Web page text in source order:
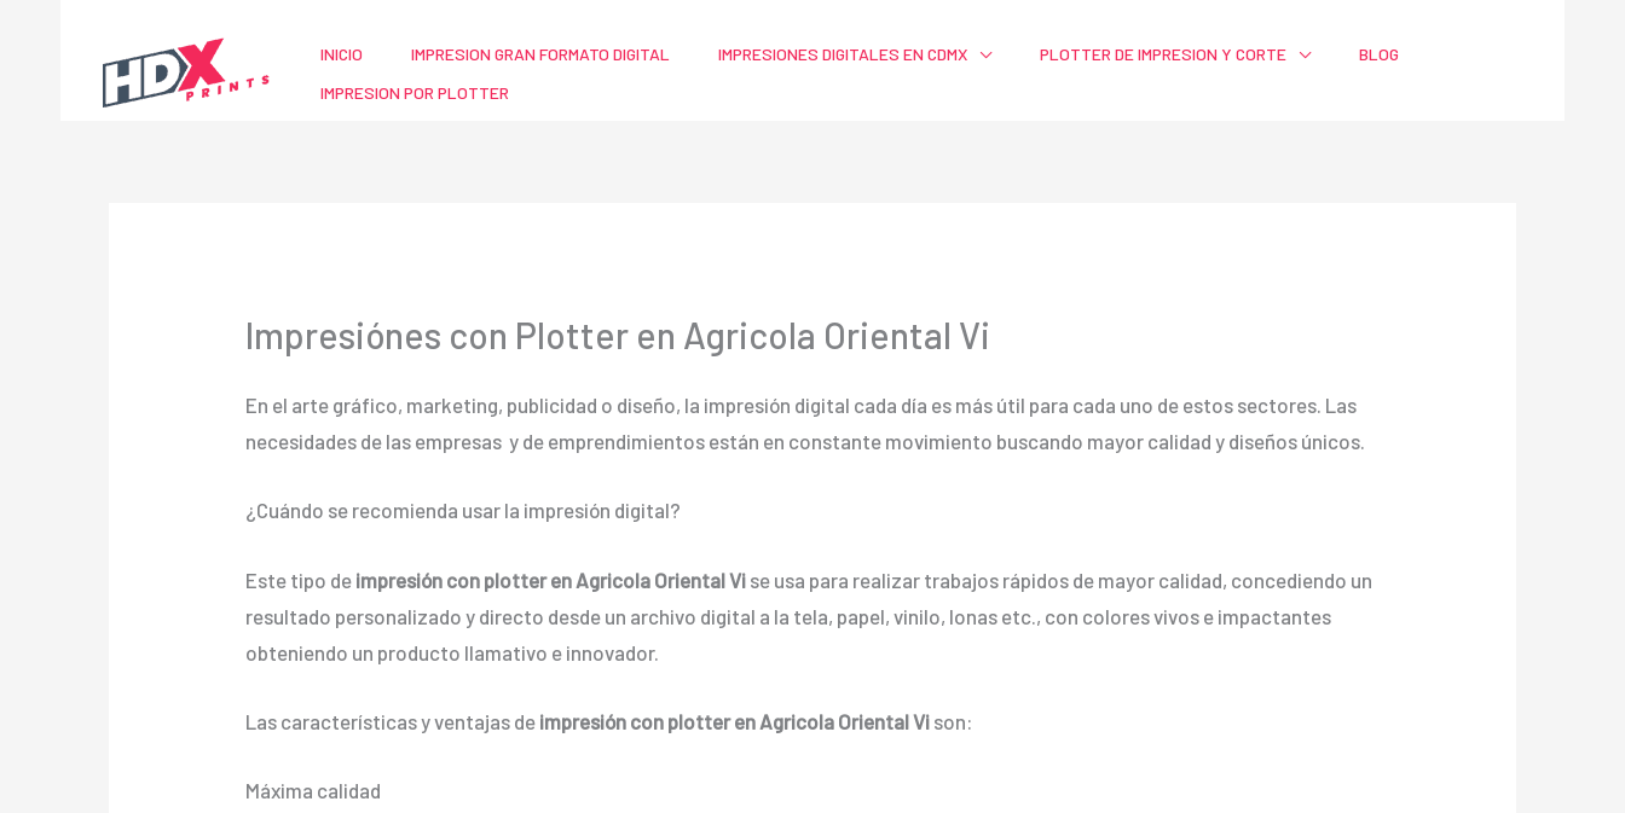
contenido
INICIO IMPRESION GRAN FORMATO DIGITAL IMPRESIONES DIGITALES EN CDMX PLOTTER DE IMPRESION Y CORTE
BLOG
IMPRESION POR PLOTTER
Impresiónes con Plotter en Agricola Oriental Vi
En el arte gráfico, marketing, publicidad o diseño, la impresión digital cada día es más útil para cada uno de estos sectores. Las
necesidades de las empresas y de emprendimientos están en constante movimiento buscando mayor calidad y diseños únicos.
¿Cuándo se recomienda usar la impresión digital?
Este tipo de impresión con plotter en Agricola Oriental Vi se usa para realizar trabajos rápidos de mayor calidad, concediendo un
resultado personalizado y directo desde un archivo digital a la tela, papel, vinilo, lonas etc., con colores vivos e impactantes
obteniendo un producto llamativo e innovador.
Las características y ventajas de impresión con plotter en Agricola Oriental Vi son:
Máxima calidad